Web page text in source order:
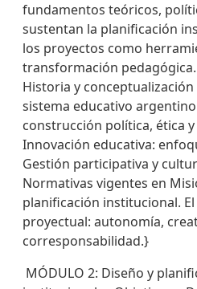
fundamentos teóricos,
sustentan la planificación
los proyectos como
transformación
Historia y conceptualización
sistema educativo
construcción política, ética
Innovación educativa:
Gestión participativa y
Normativas vigentes en
planificación institucional.
proyectual: autonomía,
corresponsabilidad.}
MÓDULO 2: Diseño y